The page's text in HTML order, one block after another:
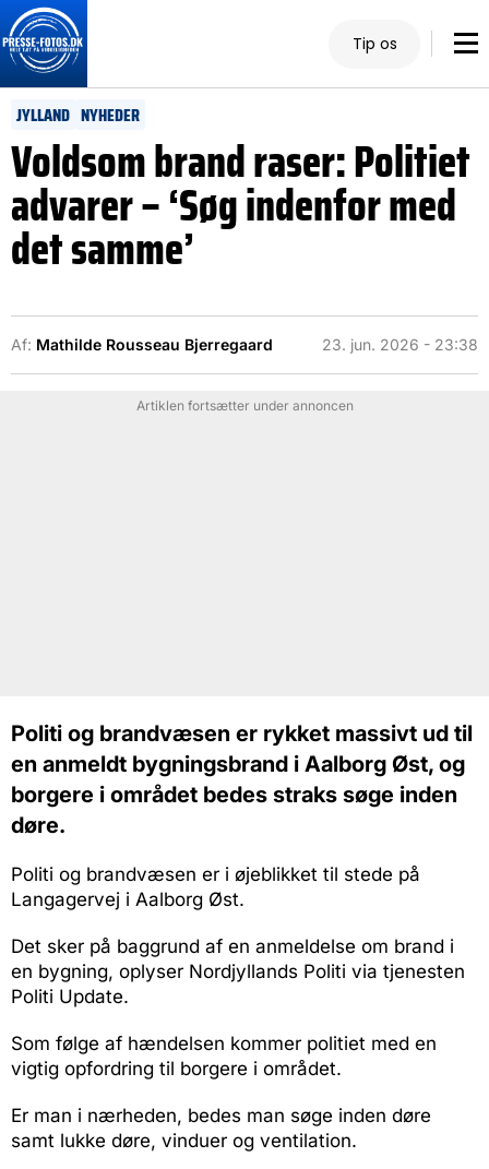
Tip os
JYLLAND NYHEDER
Voldsom brand raser: Politiet
advarer – ‘Søg indenfor med
det samme’
Af: Mathilde Rousseau Bjerregaard 23. jun. 2026 - 23:38
Artiklen fortsætter under annoncen
Politi og brandvæsen er rykket massivt ud til
en anmeldt bygningsbrand i Aalborg Øst, og
borgere i området bedes straks søge inden
døre.
Politi og brandvæsen er i øjeblikket til stede på
Langagervej i Aalborg Øst.
Det sker på baggrund af en anmeldelse om brand i
en bygning, oplyser Nordjyllands Politi via tjenesten
Politi Update.
Som følge af hændelsen kommer politiet med en
vigtig opfordring til borgere i området.
Er man i nærheden, bedes man søge inden døre
samt lukke døre, vinduer og ventilation.